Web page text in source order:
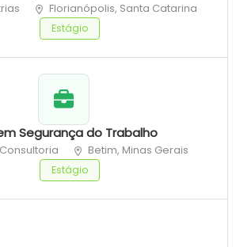
Florianópolis, Santa Catarina
Estágio
Segurança do Trabalho
Betim, Minas Gerais
Estágio